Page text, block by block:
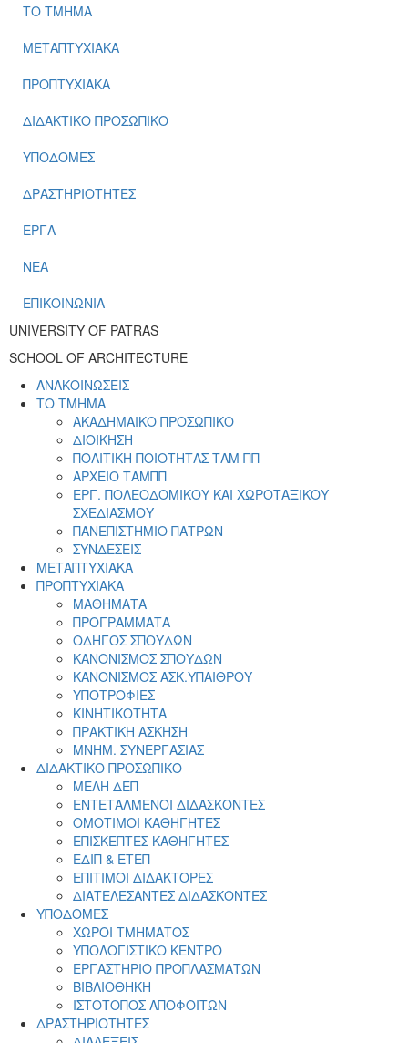
ΤΟ ΤΜΗΜΑ
ΜΕΤΑΠΤΥΧΙΑΚΑ
ΠΡΟΠΤΥΧΙΑΚΑ
ΔΙΔΑΚΤΙΚΟ ΠΡΟΣΩΠΙΚΟ
ΥΠΟΔΟΜΕΣ
ΔΡΑΣΤΗΡΙΟΤΗΤΕΣ
ΕΡΓΑ
ΝΕΑ
ΕΠΙΚΟΙΝΩΝΙΑ
UNIVERSITY OF PATRAS
SCHOOL OF ARCHITECTURE
ΑΝΑΚΟΙΝΩΣΕΙΣ
ΤΟ ΤΜΗΜΑ
ΑΚΑΔΗΜΑΙΚΟ ΠΡΟΣΩΠΙΚΟ
ΔΙΟΙΚΗΣΗ
ΠΟΛΙΤΙΚΗ ΠΟΙΟΤΗΤΑΣ ΤΑΜ ΠΠ
ΑΡΧΕΙΟ ΤΑΜΠΠ
ΕΡΓ. ΠΟΛΕΟΔΟΜΙΚΟΥ ΚΑΙ ΧΩΡΟΤΑΞΙΚΟΥ
ΣΧΕΔΙΑΣΜΟΥ
ΠΑΝΕΠΙΣΤΗΜΙΟ ΠΑΤΡΩΝ
ΣΥΝΔΕΣΕΙΣ
ΜΕΤΑΠΤΥΧΙΑΚΑ
ΠΡΟΠΤΥΧΙΑΚΑ
ΜΑΘΗΜΑΤΑ
ΠΡΟΓΡΑΜΜΑΤΑ
ΟΔΗΓΟΣ ΣΠΟΥΔΩΝ
ΚΑΝΟΝΙΣΜΟΣ ΣΠΟΥΔΩΝ
ΚΑΝΟΝΙΣΜΟΣ ΑΣΚ.ΥΠΑΙΘΡΟΥ
ΥΠΟΤΡΟΦΙΕΣ
ΚΙΝΗΤΙΚΟΤΗΤΑ
ΠΡΑΚΤΙΚΗ ΑΣΚΗΣΗ
ΜΝΗΜ. ΣΥΝΕΡΓΑΣΙΑΣ
ΔΙΔΑΚΤΙΚΟ ΠΡΟΣΩΠΙΚΟ
ΜΕΛΗ ΔΕΠ
ΕΝΤΕΤΑΛΜΕΝΟΙ ΔΙΔΑΣΚΟΝΤΕΣ
ΟΜΟΤΙΜΟΙ ΚΑΘΗΓΗΤΕΣ
ΕΠΙΣΚΕΠΤΕΣ ΚΑΘΗΓΗΤΕΣ
ΕΔΙΠ & ΕΤΕΠ
ΕΠΙΤΙΜΟΙ ΔΙΔΑΚΤΟΡΕΣ
ΔΙΑΤΕΛΕΣΑΝΤΕΣ ΔΙΔΑΣΚΟΝΤΕΣ
ΥΠΟΔΟΜΕΣ
ΧΩΡΟΙ ΤΜΗΜΑΤΟΣ
ΥΠΟΛΟΓΙΣΤΙΚΟ ΚΕΝΤΡΟ
ΕΡΓΑΣΤΗΡΙΟ ΠΡΟΠΛΑΣΜΑΤΩΝ
ΒΙΒΛΙΟΘΗΚΗ
ΙΣΤΟΤΟΠΟΣ ΑΠΟΦΟΙΤΩΝ
ΔΡΑΣΤΗΡΙΟΤΗΤΕΣ